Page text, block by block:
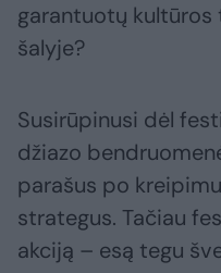
garantuotų
šalyje?
Susirūpinusi dėl
džiazo
parašus po
strategus. Tačiau
akciją – esą tegu